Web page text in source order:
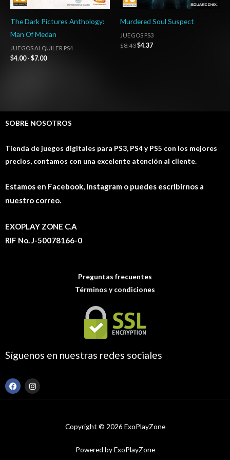
The Dark Pictures Anthology:
Man Of Medan
JUEGOS ALQUILER PS4
$4.00 - $7.00
Murdered Soul Suspect
JUEGOS PS3
$8.43$4.37
SOBRE NOSOTROS
Tienda de juegos digitales para PS3, PS4 y PS5 con los mejores
precios, contamos con una excelente atención al cliente.
Estamos en Facebook, Instagram o puedes escribirnos a
nuestro correo.
EXOPLAY ZONE C.A
RIF No. J-50078166-0
Preguntas frecuentes
Términos y condiciones
Síguenos en nuestras redes sociales
F
a
I
n
Copyright © 2026 ExoPlayZone
Powered by ExoPlayZone